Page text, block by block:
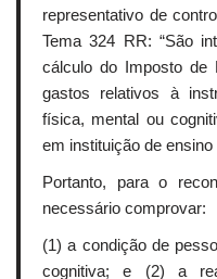
representativo de
Tema 324 RR: “São
cálculo do Imposto de
gastos relativos à
física, mental ou
em instituição de ensino
Portanto, para o
necessário comprovar:
(1) a condição de
cognitiva; e (2) a